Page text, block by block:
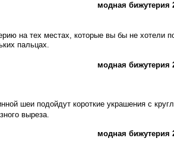
модная бижутерия
на тех местах, которые вы бы не хотели
пальцах.
модная бижутерия
шеи подойдут короткие украшения с
выреза.
модная бижутерия